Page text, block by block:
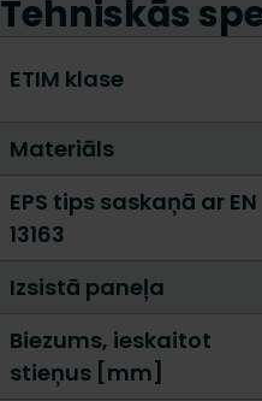
Tehniskās
ETIM klase
Materiāls
EPS tips saskaņā ar EN
13163
Izsistā paneļa
Biezums, ieskaitot
stieņus [mm]